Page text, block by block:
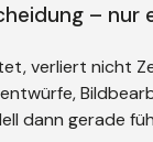
– nur
verliert nicht
dann gerade